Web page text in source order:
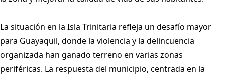
La situación en la Isla Trinitaria refleja un desafío mayor
para Guayaquil, donde la violencia y la delincuencia
organizada han ganado terreno en varias zonas
periféricas. La respuesta del municipio, centrada en la